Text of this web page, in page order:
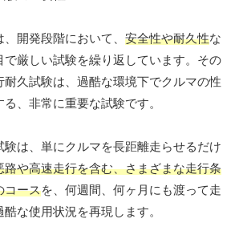
開発段階において、 安全性や耐久性な
で厳しい試験を繰り返しています。その
久試験は、過酷な環境下でクルマの性
、非常に重要な試験です。
は、単にクルマを長距離走らせるだけ
路や高速走行を含む、さまざまな走行条
コースを、何週間、何ヶ月にも渡って走
な使用状況を再現します。